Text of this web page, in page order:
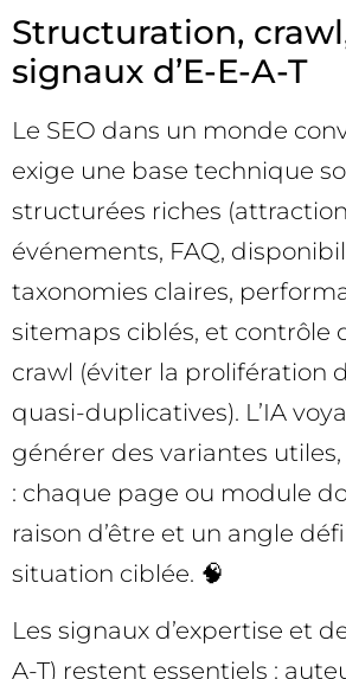
Structuration,
signaux d’E-E-A-T
Le SEO dans un monde
exige une base technique
structurées riches
événements, FAQ,
taxonomies claires,
sitemaps ciblés, et contrôle
crawl (éviter la prolifération
quasi-duplicatives). L’IA
générer des variantes
: chaque page ou module
raison d’être et un angle
situation ciblée. 🧠
Les signaux d’expertise et
A-T) restent essentiels :